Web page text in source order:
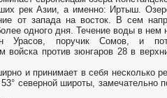
рек Азии, а именно: Иртыш.
от запада на восток. В сем
одного дня. Течение воды в нем
Урасов, поручик Сомов, и
против зюнгаров 28 в
и принимает в себя несколько
северной широты, замечательно